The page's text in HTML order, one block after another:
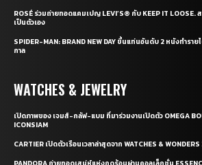
ROSÉ ร่วมถ่ายทอดแคมเปญ LEVI’S® กับ KEEP IT LOOSE.
เป็นตัวเอง
SPIDER-MAN: BRAND NEW DAY ขึ้นแท่นอันดับ 2 หนังทำรา
กาล
WATCHES & JEWELRY
เปิดภาพของ เจมส์-กลัฟ-แบม ที่มาร่วมงานเปิดตัว OMEGA
ICONSIAM
CARTIER เปิดตัวเรือนเวลาล่าสุดจาก WATCHES &